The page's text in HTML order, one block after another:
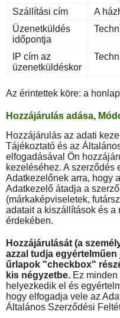
Szállítási cím
A
Üzenetküldés
időpontja
IP cím az
üzenetküldéskor
Az érintettek köre: a
Hozzájárulás adása,
Hozzájárulás az adati
Tájékoztató és az
elfogadásával Ön
kezeléséhez. A szerződés
Adatkezelőnek arra, hogy
Adatkezelő átadja a
(márkaképviseletek,
adatait a kiszállítások és a
érdekében.
Hozzájárulását (a
azzal tudja
űrlapok "checkbox"
kis négyzetbe. Ez
helyezkedik el és
hogy elfogadja vele az
Általános Szerződési